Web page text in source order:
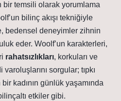
temsili olarak yorumlama
bilinç akışı tekniğiyle
bedensel deneyimler zihnin
eder. Woolf’un karakterleri,
rahatsızlıkları, korkuları ve
varoluşlarını sorgular; tıpkı
kadının günlük yaşamında
etkiler gibi.